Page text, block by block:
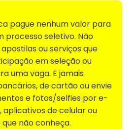
pague nenhum valor para
processo seletivo. Não
ou serviços que
em seleção ou
uma vaga. E jamais
de cartão ou envie
e fotos/selfies por e-
aplicativos de celular ou
não conheça.